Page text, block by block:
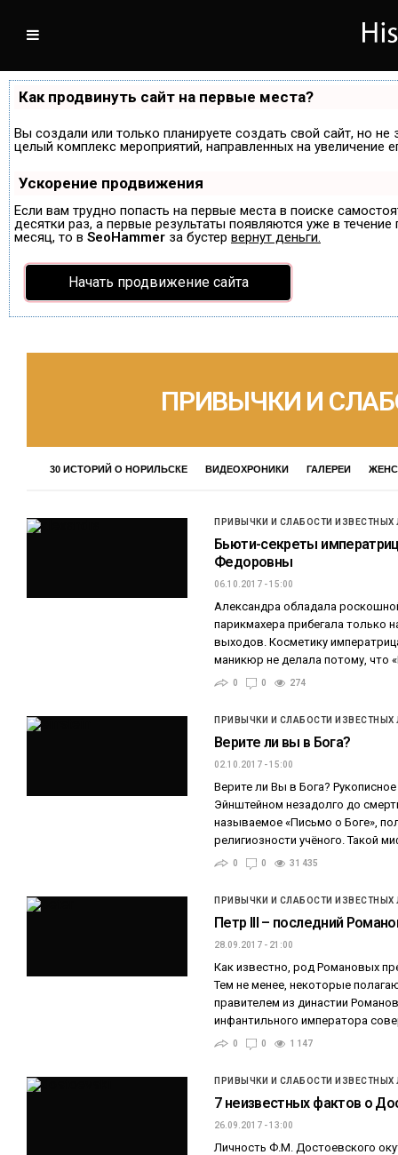
Как продвинуть сайт на первые места?
Вы создали или только планируете создать свой сайт, но
целый комплекс мероприятий, направленных на
Ускорение продвижения
Если вам трудно попасть на первые места в поиске
десятки раз, а первые результаты появляются уже в
месяц, то в SeoHammer за бустер вернут деньги.
Начать продвижение сайта
ПРИВЫЧКИ И
30 ИСТОРИЙ О НОРИЛЬСКЕ ВИДЕОХРОНИКИ ГАЛЕРЕИ
ПРИВЫЧКИ И СЛАБОСТИ
Бьюти-секреты
Федоровны
06.10.2017 - 15:00
Александра обладала
парикмахера прибегала только
выходов. Косметику
маникюр не делала потому, что
0 0 274
ПРИВЫЧКИ И СЛАБОСТИ
Верите ли вы в Бога?
02.10.2017 - 15:00
Верите ли Вы в Бога?
Эйнштейном незадолго до
называемое «Письмо о Боге»,
религиозности учёного. Такой
0 0 31 435
ПРИВЫЧКИ И СЛАБОСТИ
Петр III – последний
28.09.2017 - 21:00
Как известно, род Романовых
Тем не менее, некоторые
правителем из династии
инфантильного императора
0 0 1 147
ПРИВЫЧКИ И СЛАБОСТИ
7 неизвестных фактов о
26.09.2017 - 13:00
Личность Ф.М. Достоевского